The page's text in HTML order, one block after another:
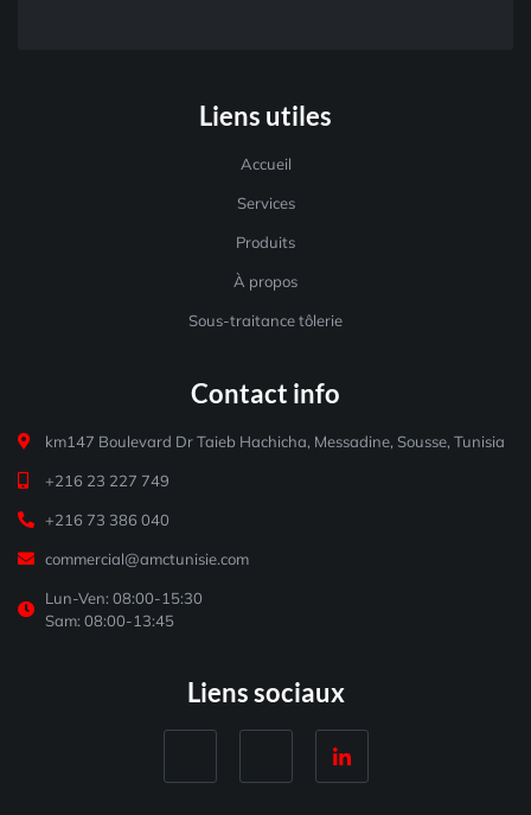
Liens utiles
Accueil
Services
Produits
À propos
Sous-traitance tôlerie
Contact info
km147 Boulevard Dr Taieb Hachicha, Messadine, Sousse, Tunisia
+216 23 227 749
+216 73 386 040
commercial@amctunisie.com
Lun-Ven: 08:00-15:30
Sam: 08:00-13:45
Liens sociaux